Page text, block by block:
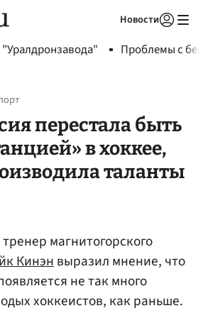
Новости
Проблемы с
перестала быть
в хоккее,
таланты
магнитогорского
Кинэнвыразил мнение, что
не так много
хоккеистов, как раньше.